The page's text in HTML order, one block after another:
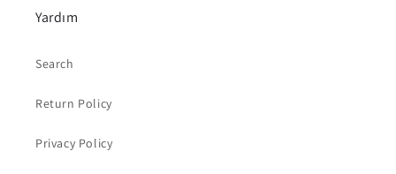
Yardım
Search
Return Policy
Privacy Policy